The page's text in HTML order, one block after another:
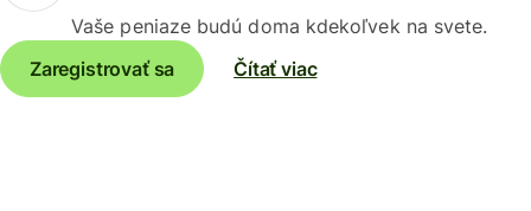
Vaše peniaze budú doma kdekoľvek na svete.
Zaregistrovať sa
Čítať viac